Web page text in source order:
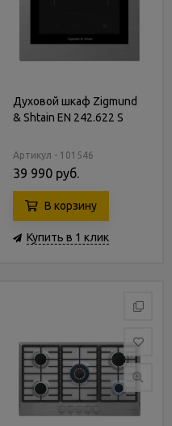
Духовой шкаф Zigmund
& Shtain EN 242.622 S
Артикул - 101546
39 990 руб.
В корзину
Купить в 1 клик